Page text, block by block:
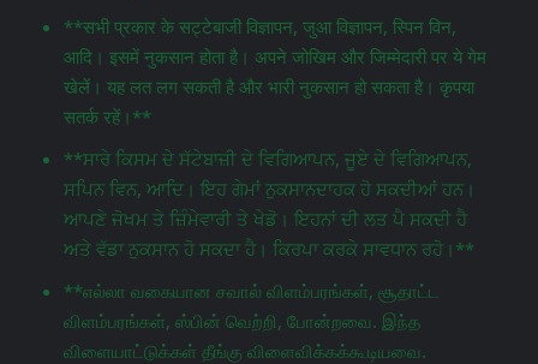
**सभी प्रकार के सट्टेबाजी विज्ञापन, जुआ विज्ञापन, स्पिन विन,
आदि। इसमें नुकसान होता है। अपने जोखिम और जिम्मेदारी पर ये गेम
खेलें। यह लत लग सकती है और भारी नुकसान हो सकता है। कृपया
सतर्क रहें।**
**ਸਾਰੇ ਕਿਸਮ ਦੇ ਸੱਟੇਬਾਜ਼ੀ ਦੇ ਵਿਗਿਆਪਨ, ਜੂਏ ਦੇ ਵਿਗਿਆਪਨ,
ਸਪਿਨ ਵਿਨ, ਆਦਿ। ਇਹ ਗੇਮਾਂ ਨੁਕਸਾਨਦਾਹਕ ਹੋ ਸਕਦੀਆਂ ਹਨ।
ਆਪਣੇ ਜੋਖਮ ਤੇ ਜ਼ਿੰਮੇਵਾਰੀ ਤੇ ਖੇਡੋ। ਇਹਨਾਂ ਦੀ ਲਤ ਪੈ ਸਕਦੀ ਹੈ
ਅਤੇ ਵੱਡਾ ਨੁਕਸਾਨ ਹੋ ਸਕਦਾ ਹੈ। ਕਿਰਪਾ ਕਰਕੇ ਸਾਵਧਾਨ ਰਹੋ।**
**எல்லா வகையான சவால் விளம்பரங்கள், சூதாட்ட
விளம்பரங்கள், ஸ்பின் வெற்றி, போன்றவை. இந்த
விளையாட்டுக்கள் தீங்கு விளைவிக்கக்கூடியவை.